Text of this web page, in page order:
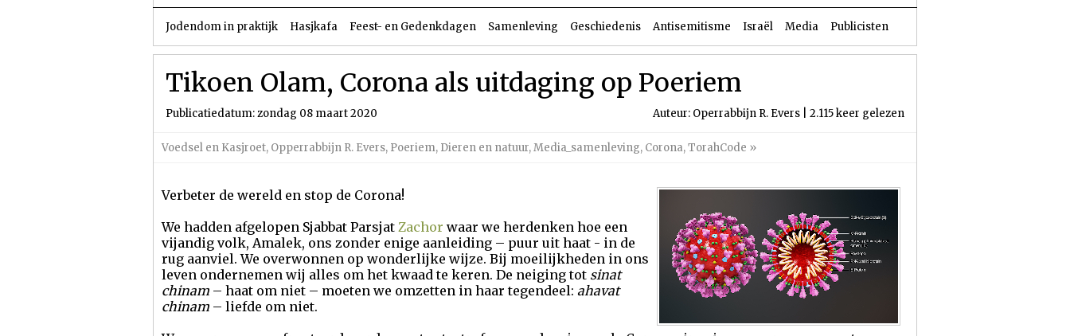
Jodendom in praktijk Hasjkafa Feest- en Gedenkdagen Samenleving Geschiedenis Antisemitisme Israël Media Publicisten
Tikoen Olam, Corona als uitdaging op Poeriem
Publicatiedatum: zondag 08 maart 2020 Auteur: Operrabbijn R. Evers | 2.115 keer gelezen
Voedsel en Kasjroet, Opperrabbijn R. Evers, Poeriem, Dieren en natuur,Media_samenleving, Corona,TorahCode »
Verbeter de wereld en stop de Corona!
We hadden afgelopen Sjabbat Parsjat Zachor waar we herdenken hoe een
vijandig volk, Amalek, ons zonder enige aanleiding – puur uit haat - in de
rug aanviel. We overwonnen op wonderlijke wijze. Bij moeilijkheden in ons
leven ondernemen wij alles om het kwaad te keren. De neiging tot sinat
chinam – haat om niet – moeten we omzetten in haar tegendeel: ahavat
chinam – liefde om niet.